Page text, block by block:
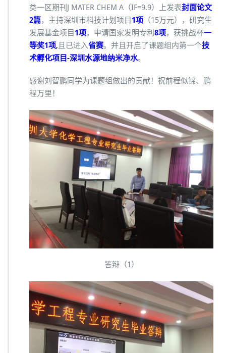
类一区期刊J MATER CHEM A（IF=9.9）上发表封面论文
2篇，主持深圳市科技计划项目 1项 （15万元），研究生
发展基金项目 1项，申请国家发明专利 8项，获挑战杯一
等奖1项, 且已进入省赛。并且开启了课题组内第一个技
术孵化项目-深圳水源地纳米净水。
感谢刘智鹏同学为课题组做出的贡献！祝前程似锦、鹏
程万里！
答辩（1）